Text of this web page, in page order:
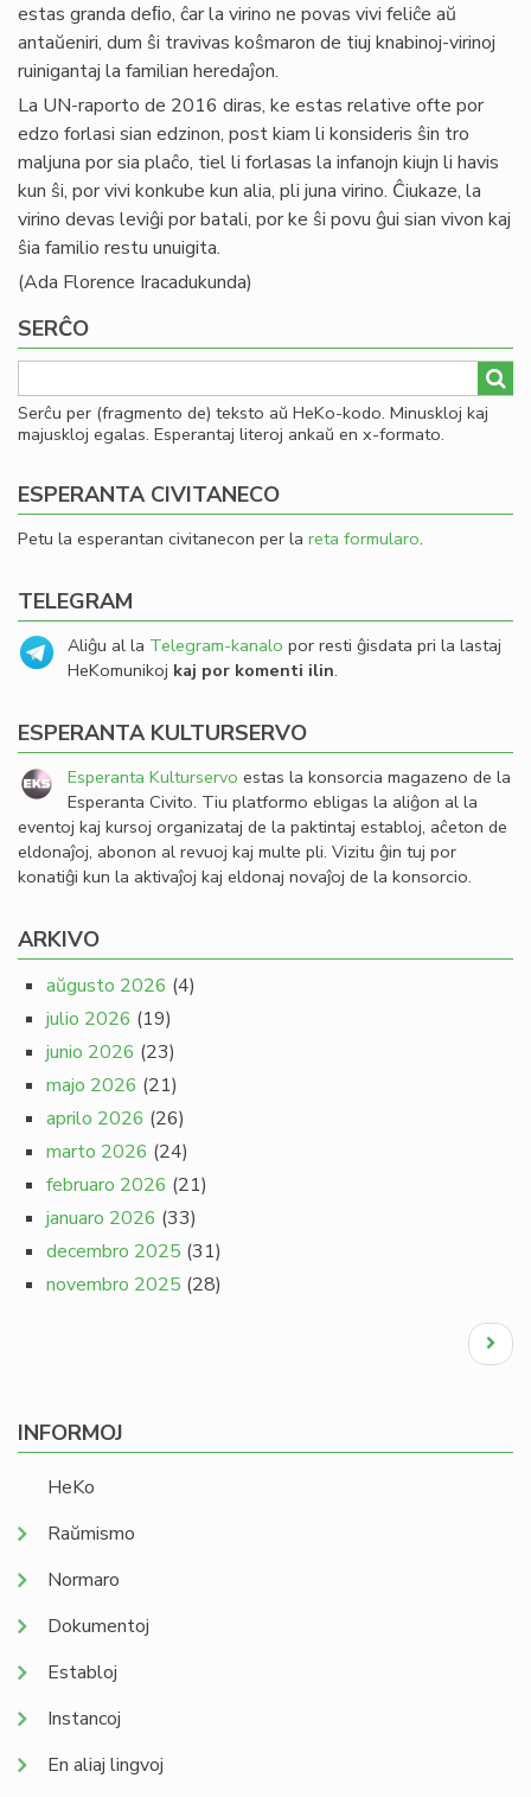
estas granda deﬁo, ĉar la virino ne povas vivi feliĉe aŭ
antaŭeniri, dum ŝi travivas koŝmaron de tiuj knabinoj-virinoj
ruinigantaj la familian heredaĵon.
La UN-raporto de 2016 diras, ke estas relative ofte por
edzo forlasi sian edzinon, post kiam li konsideris ŝin tro
maljuna por sia plaĉo, tiel li forlasas la infanojn kiujn li havis
kun ŝi, por vivi konkube kun alia, pli juna virino. Ĉiukaze, la
virino devas leviĝi por batali, por ke ŝi povu ĝui sian vivon kaj
ŝia familio restu unuigita.
(Ada Florence Iracadukunda)
SERĈO
Serĉu per (fragmento de) teksto aŭ HeKo-kodo. Minuskloj kaj
majuskloj egalas. Esperantaj literoj ankaŭ en x-formato.
ESPERANTA CIVITANECO
Petu la esperantan civitanecon per la reta formularo.
TELEGRAM
Aliĝu al la Telegram-kanalo por resti ĝisdata pri la lastaj
HeKomunikoj kaj por komenti ilin.
ESPERANTA KULTURSERVO
Esperanta Kulturservo estas la konsorcia magazeno de la
Esperanta Civito. Tiu platformo ebligas la aliĝon al la
eventoj kaj kursoj organizataj de la paktintaj establoj, aĉeton de
eldonaĵoj, abonon al revuoj kaj multe pli. Vizitu ĝin tuj por
konatiĝi kun la aktivaĵoj kaj eldonaj novaĵoj de la konsorcio.
ARKIVO
aŭgusto 2026 (4)
julio 2026 (19)
junio 2026 (23)
majo 2026 (21)
aprilo 2026 (26)
marto 2026 (24)
februaro 2026 (21)
januaro 2026 (33)
decembro 2025 (31)
novembro 2025 (28)
Next
page
INFORMOJ
HeKo
Raŭmismo
Normaro
Dokumentoj
Establoj
Instancoj
En aliaj lingvoj